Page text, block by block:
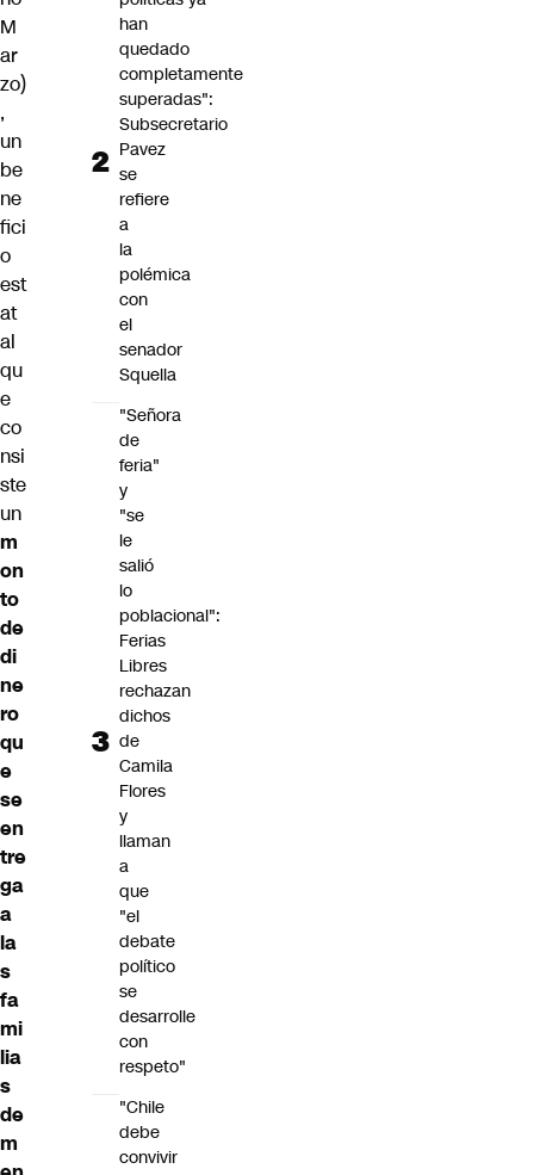
M
ar
zo)
,
un
be
ne
fici
o
est
at
al
qu
e
co
nsi
ste
un
m
on
to
de
di
ne
ro
qu
e
se
en
tre
ga
a
la
s
fa
mi
lia
s
de
m
han
quedado
completamente
superadas":
Subsecretario
Pavez
se
refiere
a
la
polémica
con
el
senador
Squella
"Señora
de
feria"
y
"se
le
salió
lo
poblacional":
Ferias
Libres
rechazan
dichos
de
Camila
Flores
y
llaman
a
que
"el
debate
político
se
desarrolle
con
respeto"
"Chile
debe
convivir